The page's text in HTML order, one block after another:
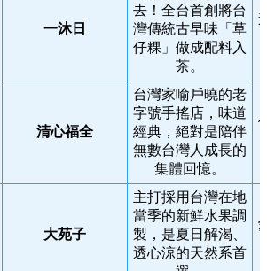
一沐日
去！全台首創將台
灣傳統古早味「草
仔粿」做成配料入
茶。
清心福全
台灣家喻戶曉的老
字號手搖店，味道
經典，絕對是陪伴
無數台灣人成長的
集體回憶。
大苑子
主打採用台灣在地
當季的新鮮水果調
製，是夏日解渴、
透心涼的天然系首